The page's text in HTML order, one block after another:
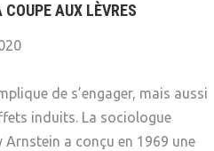
AUX LÈVRES
de s’engager, mais aussi
induits. La sociologue
Arnstein a conçu en 1969 une